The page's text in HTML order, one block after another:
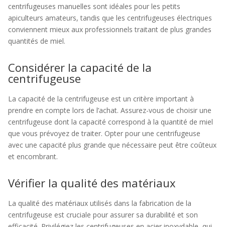
centrifugeuses manuelles sont idéales pour les petits
apiculteurs amateurs, tandis que les centrifugeuses électriques
conviennent mieux aux professionnels traitant de plus grandes
quantités de miel.
Considérer la capacité de la
centrifugeuse
La capacité de la centrifugeuse est un critère important à
prendre en compte lors de l’achat. Assurez-vous de choisir une
centrifugeuse dont la capacité correspond à la quantité de miel
que vous prévoyez de traiter. Opter pour une centrifugeuse
avec une capacité plus grande que nécessaire peut être coûteux
et encombrant.
Vérifier la qualité des matériaux
La qualité des matériaux utilisés dans la fabrication de la
centrifugeuse est cruciale pour assurer sa durabilité et son